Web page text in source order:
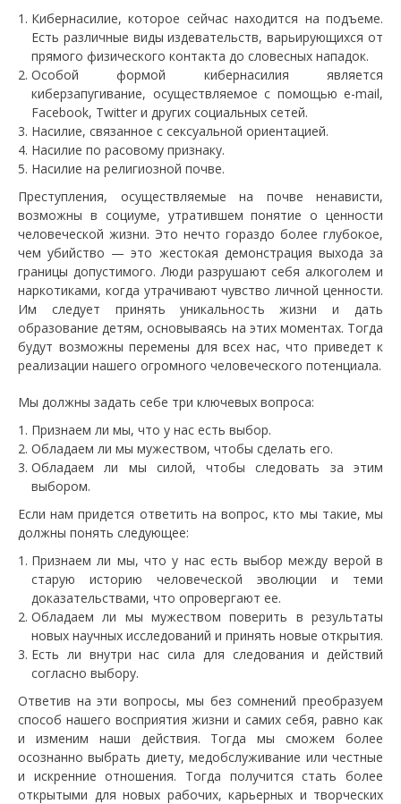
Кибернасилие, которое сейчас находится на подъеме.
Есть различные виды издевательств, варьирующихся от
прямого физического контакта до словесных нападок.
Особой формой кибернасилия является
киберзапугивание, осуществляемое с помощью e-mail,
Facebook, Twitter и других социальных сетей.
Насилие, связанное с сексуальной ориентацией.
Насилие по расовому признаку.
Насилие на религиозной почве.
Преступления, осуществляемые на почве ненависти,
возможны в социуме, утратившем понятие о ценности
человеческой жизни. Это нечто гораздо более глубокое,
чем убийство — это жестокая демонстрация выхода за
границы допустимого. Люди разрушают себя алкоголем и
наркотиками, когда утрачивают чувство личной ценности.
Им следует принять уникальность жизни и дать
образование детям, основываясь на этих моментах. Тогда
будут возможны перемены для всех нас, что приведет к
реализации нашего огромного человеческого потенциала.
Мы должны задать себе три ключевых вопроса:
Признаем ли мы, что у нас есть выбор.
Обладаем ли мы мужеством, чтобы сделать его.
Обладаем ли мы силой, чтобы следовать за этим
выбором.
Если нам придется ответить на вопрос, кто мы такие, мы
должны понять следующее:
Признаем ли мы, что у нас есть выбор между верой в
старую историю человеческой эволюции и теми
доказательствами, что опровергают ее.
Обладаем ли мы мужеством поверить в результаты
новых научных исследований и принять новые открытия.
Есть ли внутри нас сила для следования и действий
согласно выбору.
Ответив на эти вопросы, мы без сомнений преобразуем
способ нашего восприятия жизни и самих себя, равно как
и изменим наши действия. Тогда мы сможем более
осознанно выбрать диету, медобслуживание или честные
и искренние отношения. Тогда получится стать более
открытыми для новых рабочих, карьерных и творческих